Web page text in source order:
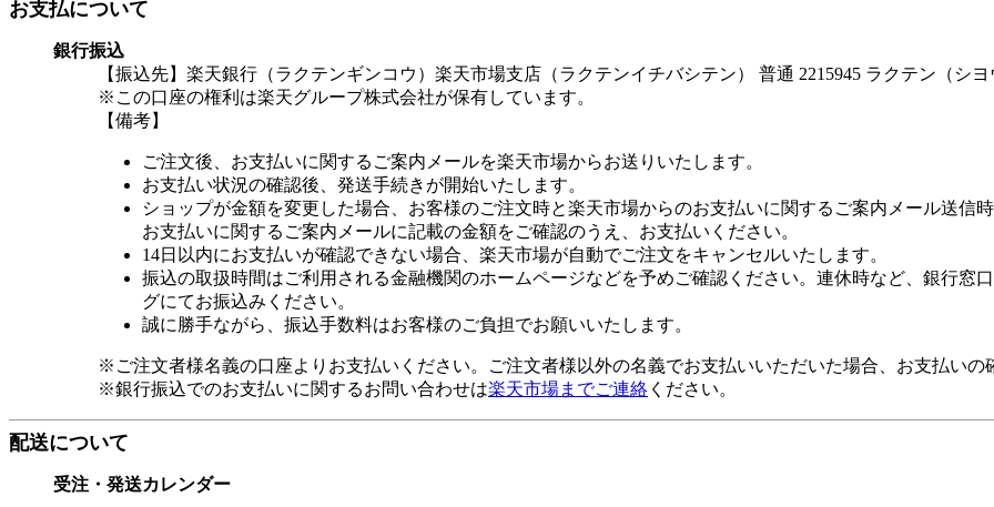
お支払について
銀行振込
【振込先】楽天銀行（ラクテンギンコウ）楽天市場支店（ラクテンイチバシテン） 普通 2215945 ラクテン（シ
※この口座の権利は楽天グループ株式会社が保有しています。
【備考】
ご注文後、お支払いに関するご案内メールを楽天市場からお送りいたします。
お支払い状況の確認後、発送手続きが開始いたします。
ショップが金額を変更した場合、お客様のご注文時と楽天市場からのお支払いに関するご案内メール送信時
お支払いに関するご案内メールに記載の金額をご確認のうえ、お支払いください。
14日以内にお支払いが確認できない場合、楽天市場が自動でご注文をキャンセルいたします。
振込の取扱時間はご利用される金融機関のホームページなどを予めご確認ください。連休時など、銀行窓
グにてお振込みください。
誠に勝手ながら、振込手数料はお客様のご負担でお願いいたします。
※ご注文者様名義の口座よりお支払いください。ご注文者様以外の名義でお支払いいただいた場合、お支払いの
※銀行振込でのお支払いに関するお問い合わせは楽天市場までご連絡 ください。
配送について
受注・発送カレンダー